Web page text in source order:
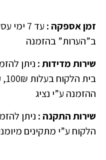
זמן אספקה :
עד 7
ב”הערות” בהזמנה
שירות מדידות: ניתן
ההזמנה ע”י נציג
שירות התקנה : ניתן
הלקוח ע”י מתקינים